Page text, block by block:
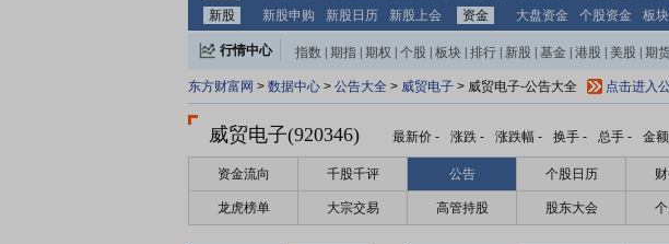
新股
新股申购 新股日历 新股上会 资金 大盘资金 个股资金 板
行情中心 指数 期指 期权 个股 板块 排行 新股 基金 港股 美股 期
东方财富网 > 数据中心 > 公告大全 > 威贸电子 > 威贸电子-公告大全 点击进入
威贸电子(920346) 最新价 - 涨跌 - 涨跌幅 - 换手 - 总手 - 金额
资金流向 千股千评 公告 个股日历
龙虎榜单 大宗交易 高管持股 股东大会